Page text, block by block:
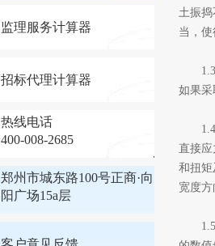
监理服务计算器
招标代理计算器
热线电话
400-008-2685
郑州市城东路100号正商·向
阳广场15a层
土振
当，
1.3
如果采
1.4
直接应
和扭
宽度
1.5